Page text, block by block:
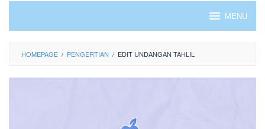
MENU
HOMEPAGE / PENGERTIAN / EDIT UNDANGAN TAHLIL